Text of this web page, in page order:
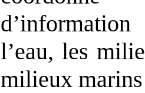
l’eau, les
milieux